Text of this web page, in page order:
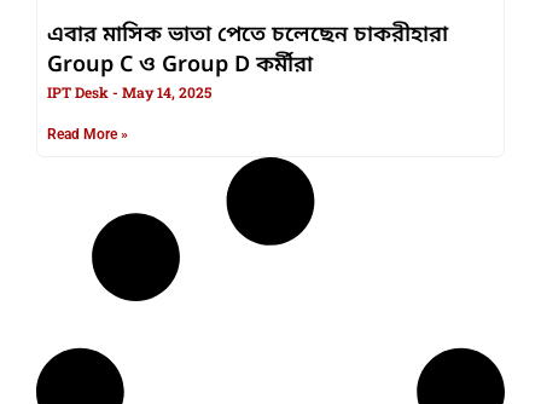
এবার মাসিক ভাতা পেতে চলেছেন চাকরীহারা
Group C ও Group D কর্মীরা
IPT Desk May 14, 2025
Read More »